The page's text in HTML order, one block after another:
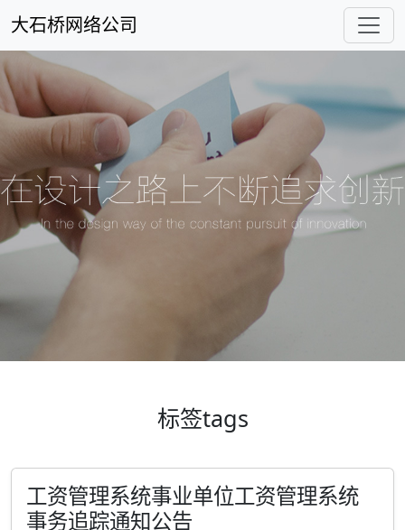
大石桥网络公司
标签tags
工资管理系统事业单位工资管理系统
事务追踪通知公告